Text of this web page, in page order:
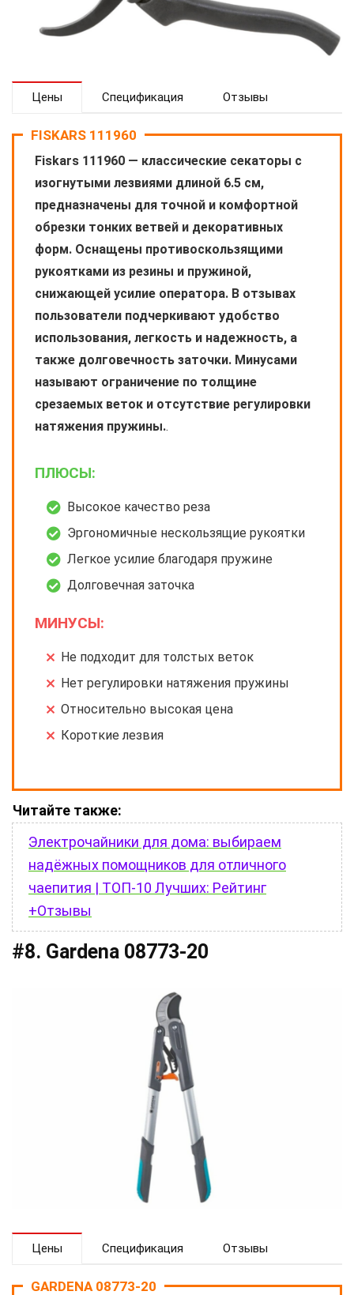
Цены Спецификация Отзывы
FISKARS 111960
Fiskars 111960 — классические секаторы с
изогнутыми лезвиями длиной 6.5 см,
предназначены для точной и комфортной
обрезки тонких ветвей и декоративных
форм. Оснащены противоскользящими
рукоятками из резины и пружиной,
снижающей усилие оператора. В отзывах
пользователи подчеркивают удобство
использования, легкость и надежность, а
также долговечность заточки. Минусами
называют ограничение по толщине
срезаемых веток и отсутствие регулировки
натяжения пружины..
ПЛЮСЫ:
Высокое качество реза
Эргономичные нескользящие рукоятки
Легкое усилие благодаря пружине
Долговечная заточка
МИНУСЫ:
Не подходит для толстых веток
Нет регулировки натяжения пружины
Относительно высокая цена
Короткие лезвия
Читайте также:
Электрочайники для дома: выбираем
надёжных помощников для отличного
чаепития | ТОП-10 Лучших: Рейтинг
+Отзывы
#8. Gardena 08773-20
Цены Спецификация Отзывы
GARDENA 08773-20